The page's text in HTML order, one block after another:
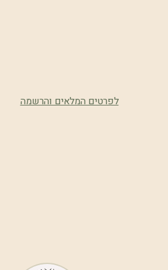
לפרטים המלאים והרשמה